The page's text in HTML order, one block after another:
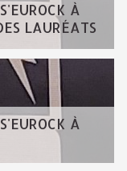
À
LAURÉATS
À